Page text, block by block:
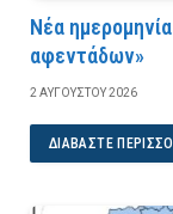
Νέα
αφεντάδων»
2 ΑΥΓΟΎΣΤΟΥ 2026
ΔΙΑΒΆΣΤΕ